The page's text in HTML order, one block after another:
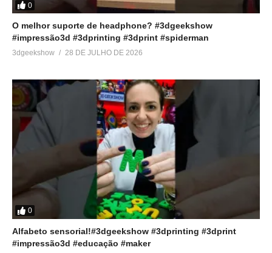
0
O melhor suporte de headphone? #3dgeekshow
#impressão3d #3dprinting #3dprint #spiderman
3dgeekshow 28 DE JULHO DE 2026
0
Alfabeto sensorial!#3dgeekshow #3dprinting #3dprint
#impressão3d #educação #maker